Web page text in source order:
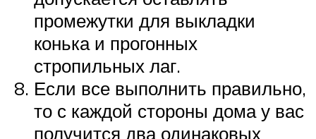
промежутки для выкладки
конька и прогонных
стропильных лаг.
Если все выполнить правильно,
то с каждой стороны дома у вас
получится два одинаковых